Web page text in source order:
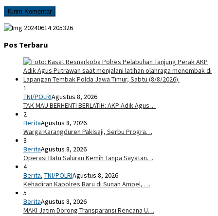
Pos Terbaru
1
TNI/POLRIAgustus 8, 2026
TAK MAU BERHENTI BERLATIH: AKP Adik Agus…
2
BeritaAgustus 8, 2026
Warga Karangduren Pakisaji, Serbu Progra…
3
BeritaAgustus 8, 2026
Operasi Batu Saluran Kemih Tanpa Sayatan…
4
Berita, TNI/POLRIAgustus 8, 2026
Kehadiran Kapolres Baru di Sunan Ampel, …
5
BeritaAgustus 8, 2026
MAKI Jatim Dorong Transparansi Rencana U…